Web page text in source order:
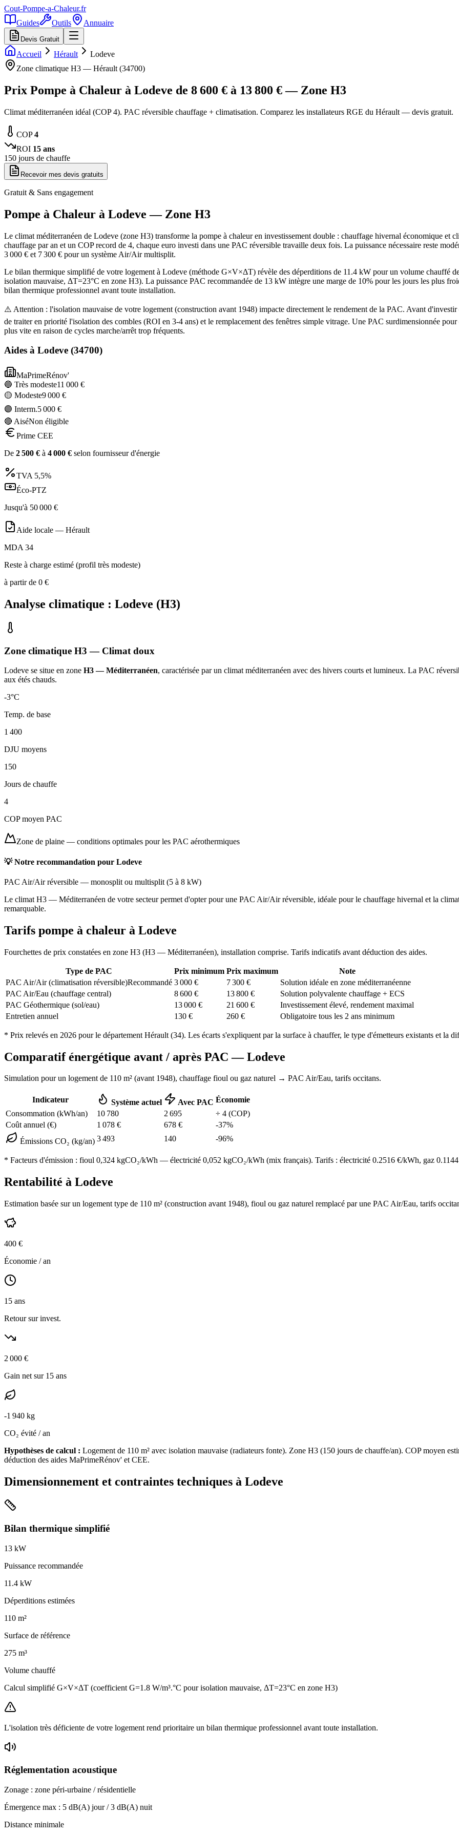
Cout-Pompe-a-Chaleur.fr
Guides
Outils Annuaire
Devis Gratuit
Accueil Hérault
Lodeve
Zone climatique H3 — Hérault (34700)
Prix Pompe à Chaleur à Lodeve de 8 600 € à 13 800 € — Zone H3
Climat méditerranéen idéal (COP 4). PAC réversible chauffage + climatisation. Comparez les installateurs RGE du Hérault — devis gratuit.
COP4
ROI 15 ans
150 jours de chauffe
Recevoir mes devis gratuits
Gratuit & Sans engagement
Pompe à Chaleur à Lodeve — Zone H3
Le climat méditerranéen de Lodeve (zone H3) transforme la pompe à chaleur en investissement double : chauffage hivernal économique et
chauffage par an et un COP record de 4, chaque euro investi dans une PAC réversible travaille deux fois. La puissance nécessaire reste
3 000 € et 7 300 € pour un système Air/Air multisplit.
Le bilan thermique simplifié de votre logement à Lodeve (méthode G×V×ΔT) révèle des déperditions de 11.4 kW pour un volume
isolation mauvaise, ΔT=23°C en zone H3). La puissance PAC recommandée de 13 kW intègre une marge de 10% pour les jours les plus
bilan thermique professionnel avant toute installation.
⚠️ Attention : l'isolation mauvaise de votre logement (construction avant 1948) impacte directement le rendement de la PAC. Avant
de traiter en priorité l'isolation des combles (ROI en 3-4 ans) et le remplacement des fenêtres simple vitrage. Une PAC surdimensionnée
plus vite en raison de cycles marche/arrêt trop fréquents.
Aides à Lodeve (34700)
MaPrimeRénov'
🔵 Très modeste11 000 €
🟡 Modeste9 000 €
🟣 Interm.5 000 €
🔴 AiséNon éligible
Prime CEE
De 2 500 € à 4 000 € selon fournisseur d'énergie
TVA 5,5%
Éco-PTZ
Jusqu'à 50 000 €
Aide locale — Hérault
MDA 34
Reste à charge estimé (profil très modeste)
à partir de 0 €
Analyse climatique : Lodeve (H3)
Zone climatique H3 — Climat doux
Lodeve se situe en zone H3 — Méditerranéen, caractérisée par un climat méditerranéen avec des hivers courts et lumineux. La PAC
aux étés chauds.
-3°C
Temp. de base
1 400
DJU moyens
150
Jours de chauffe
4
COP moyen PAC
Zone de plaine — conditions optimales pour les PAC aérothermiques
💡 Notre recommandation pour Lodeve
PAC Air/Air réversible — monosplit ou multisplit (5 à 8 kW)
Le climat H3 — Méditerranéen de votre secteur permet d'opter pour une PAC Air/Air réversible, idéale pour le chauffage hivernal et la
remarquable.
Tarifs pompe à chaleur à Lodeve
Fourchettes de prix constatées en zone H3 (H3 — Méditerranéen), installation comprise. Tarifs indicatifs avant déduction des aides.
Type de PAC Prix minimum Prix maximum
Note
PAC Air/Air (climatisation réversible)Recommandé 3 000 € 7 300 €
Solution idéale en zone méditerranéenne
PAC Air/Eau (chauffage central)
8 600 € 13 800 €
Solution polyvalente chauffage + ECS
PAC Géothermique (sol/eau)
13 000 € 21 600 €
Investissement élevé, rendement maximal
Entretien annuel
130 € 260 € Obligatoire tous les 2 ans minimum
* Prix relevés en 2026 pour le département Hérault (34). Les écarts s'expliquent par la surface à chauffer, le type d'émetteurs existants et la
Comparatif énergétique avant / après PAC —Lodeve
Simulation pour un logement de 110 m² (avant 1948), chauffage fioul ou gaz naturel → PAC Air/Eau, tarifs occitans.
Indicateur Système actuel Avec PAC Économie
Consommation (kWh/an)
10 780 2 695 ÷ 4 (COP)
Coût annuel (€)
1 078 € 678 € -37%
Émissions CO₂ (kg/an) 3 493 140 -96%
* Facteurs d'émission : fioul 0,324 kgCO₂/kWh — électricité 0,052 kgCO₂/kWh (mix français). Tarifs : électricité 0.2516 €/kWh, gaz 0.1144
Rentabilité à Lodeve
Estimation basée sur un logement type de 110 m² (construction avant 1948), fioul ou gaz naturel remplacé par une PAC Air/Eau, tarifs
400 €
Économie / an
15 ans
Retour sur invest.
2 000 €
Gain net sur 15 ans
-1 940 kg
CO₂ évité / an
Hypothèses de calcul : Logement de 110 m² avec isolation mauvaise (radiateurs fonte). Zone H3 (150 jours de chauffe/an). COP moyen
déduction des aides MaPrimeRénov' et CEE.
Dimensionnement et contraintes techniques à Lodeve
Bilan thermique simplifié
13 kW
Puissance recommandée
11.4 kW
Déperditions estimées
110 m²
Surface de référence
275 m³
Volume chauffé
Calcul simplifié G×V×ΔT (coefficient G=1.8 W/m³.°C pour isolation mauvaise, ΔT=23°C en zone H3)
L'isolation très déficiente de votre logement rend prioritaire un bilan thermique professionnel avant toute installation.
Réglementation acoustique
Zonage : zone péri-urbaine / résidentielle
Émergence max : 5 dB(A) jour /3 dB(A) nuit
Distance minimale